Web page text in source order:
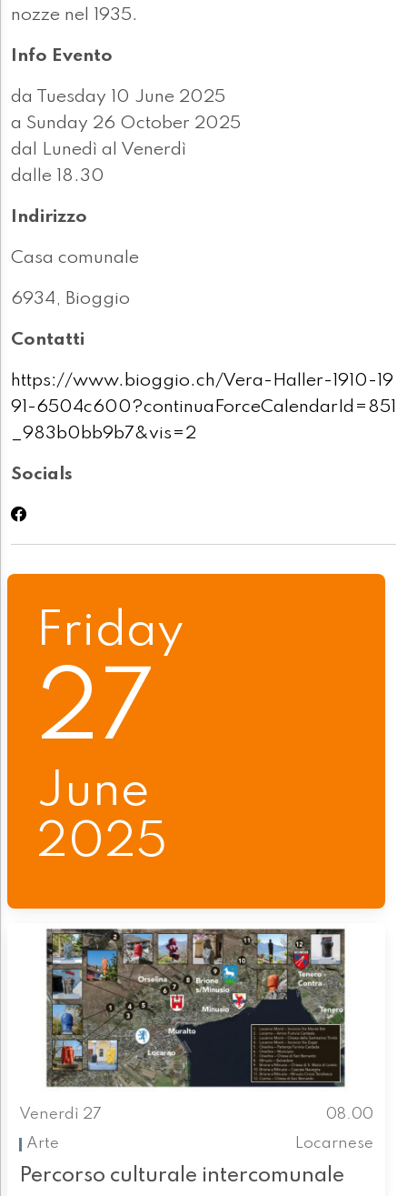
nozze nel 1935.
Info Evento
da Tuesday 10 June 2025
a Sunday 26 October 2025
dal Lunedì al Venerdì
dalle 18.30
Indirizzo
Casa comunale
6934, Bioggio
Contatti
https://www.bioggio.ch/Vera-Haller-1910-19
91-6504c600?continuaForceCalendarId=851
_983b0bb9b7&vis=2
Socials
Friday
27
June
2025
Venerdì 27
08.00
Arte
Locarnese
Percorso culturale intercomunale